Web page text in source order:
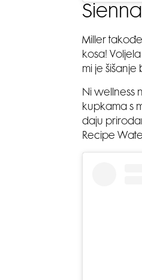
Miller
kosa!
mi je šišanje
Ni wellness
kupkama s
daju
Recipe